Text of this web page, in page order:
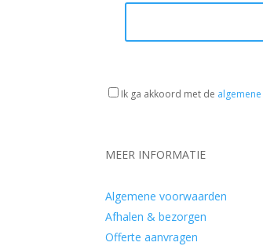
Ik ga akkoord met de
MEER INFORMATIE
Algemene voorwaarden
Afhalen & bezorgen
Offerte aanvragen